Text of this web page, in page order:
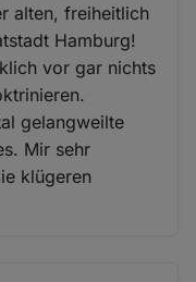
alten, freiheitlich
Hamburg!
vor gar nichts
gelangweilte
Mir sehr
klügeren